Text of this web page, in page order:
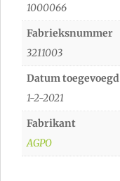
1000066
Fabrieksnummer
3211003
Datum toegevoegd
1-2-2021
Fabrikant
AGPO